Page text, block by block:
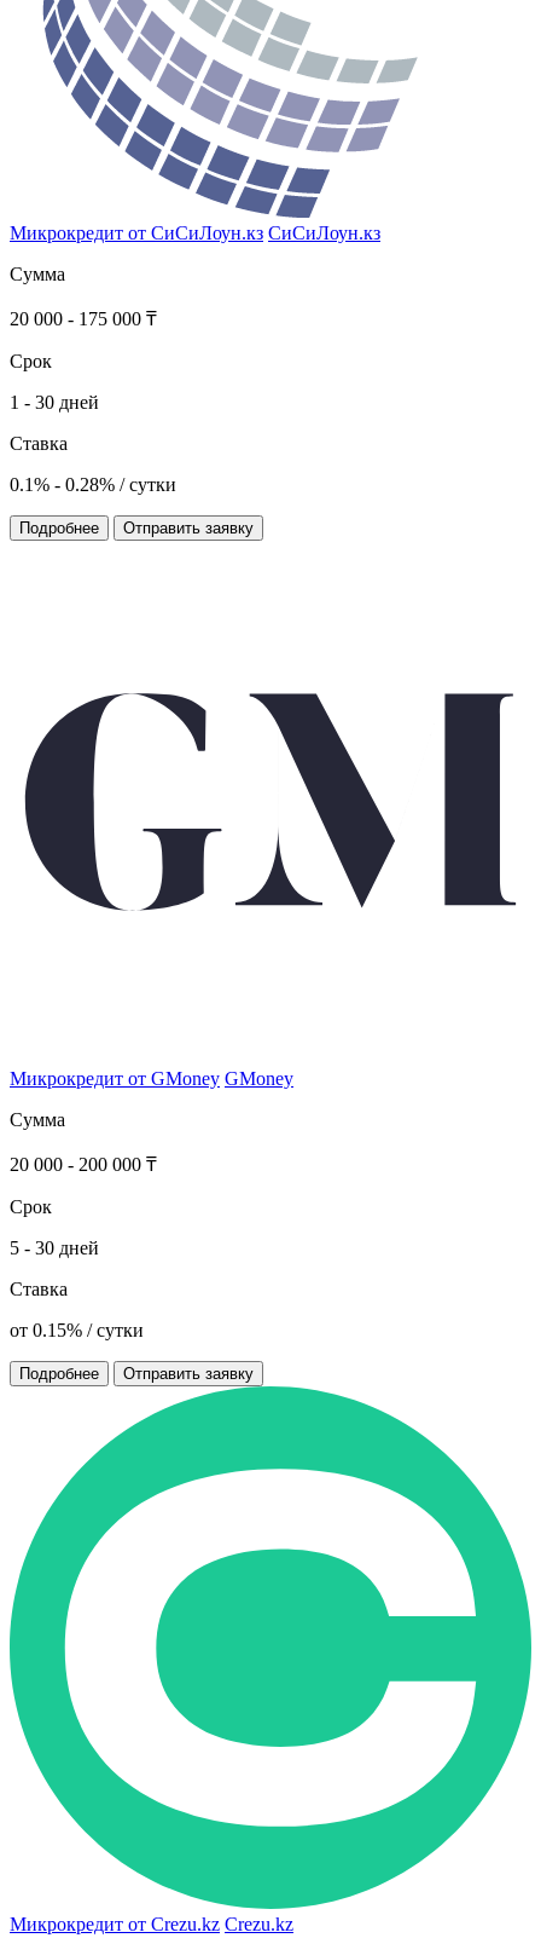
Микрокредит от СиСиЛоун.кз СиСиЛоун.кз
Сумма
20 000 - 175 000 ₸
Срок
1 - 30 дней
Ставка
0.1% - 0.28% / сутки
Подробнее Отправить заявку
Микрокредит от GMoney GMoney
Сумма
20 000 - 200 000 ₸
Срок
5 - 30 дней
Ставка
от 0.15% / сутки
Подробнее Отправить заявку
Микрокредит от Crezu.kz Crezu.kz